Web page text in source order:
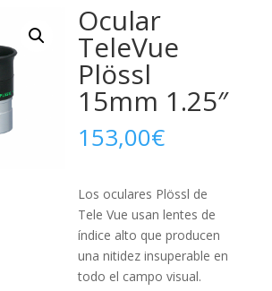
Ocular
TeleVue
Plössl
15mm 1.25″
153,00€
Los oculares Plössl de
Tele Vue usan lentes de
índice alto que producen
una nitidez insuperable en
todo el campo visual.